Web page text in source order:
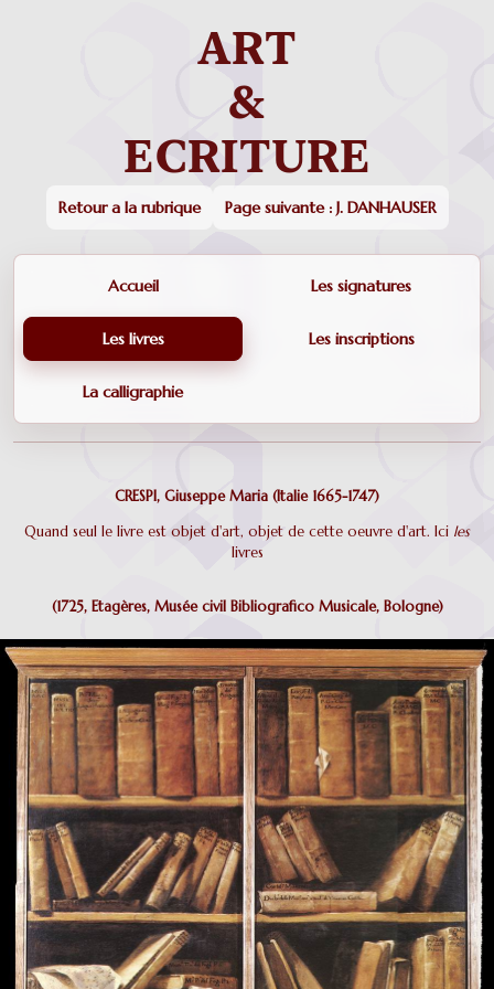
Retour a la rubrique Page suivante : J. DANHAUSER
Accueil Les signatures
Les livres Les inscriptions
La calligraphie
CRESPI, Giuseppe Maria (Italie 1665-1747)
Quand seul le livre est objet d'art, objet de cette oeuvre d'art. Ici les
livres
(1725, Etagères, Musée civil Bibliografico Musicale, Bologne)